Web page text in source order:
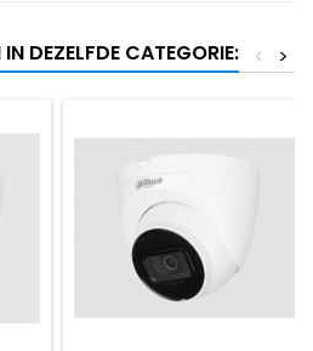
DEZELFDE CATEGORIE: >
<